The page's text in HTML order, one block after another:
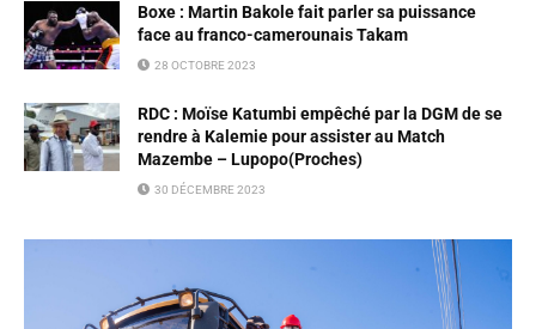
Boxe : Martin Bakole fait parler sa puissance
face au franco-camerounais Takam
28 OCTOBRE 2023
RDC : Moïse Katumbi empêché par la DGM de se
rendre à Kalemie pour assister au Match
Mazembe – Lupopo(Proches)
30 DÉCEMBRE 2023